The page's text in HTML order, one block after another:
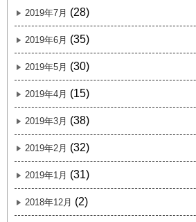
2019年7月 (28)
2019年6月 (35)
2019年5月 (30)
2019年4月 (15)
2019年3月 (38)
2019年2月 (32)
2019年1月 (31)
2018年12月 (2)